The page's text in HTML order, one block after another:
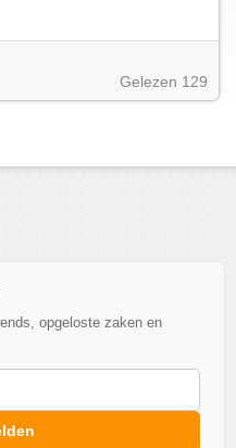
Gelezen 129
opgeloste zaken en